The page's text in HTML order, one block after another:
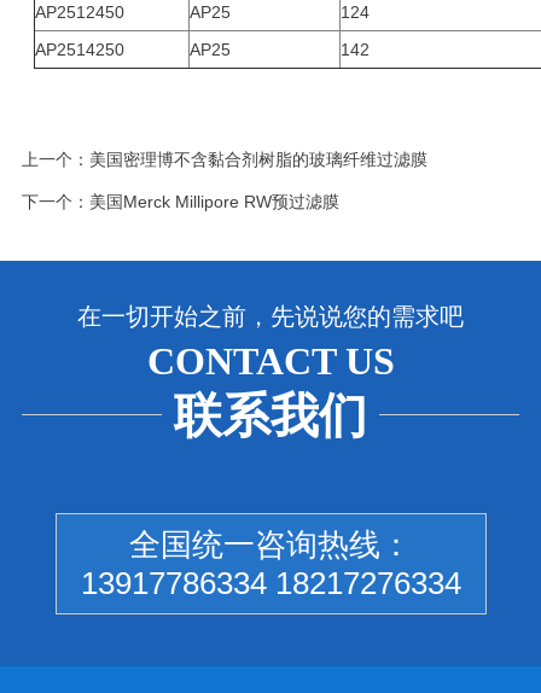
AP2512450
AP25
124
AP2514250
AP25 142
上一个： 美国密理博不含黏合剂树脂的玻璃纤维过滤膜
下一个： 美国Merck Millipore RW预过滤膜
在一切开始之前，先说说您的需求吧
CONTACT US
联系我们
全国统一咨询热线：
13917786334 18217276334